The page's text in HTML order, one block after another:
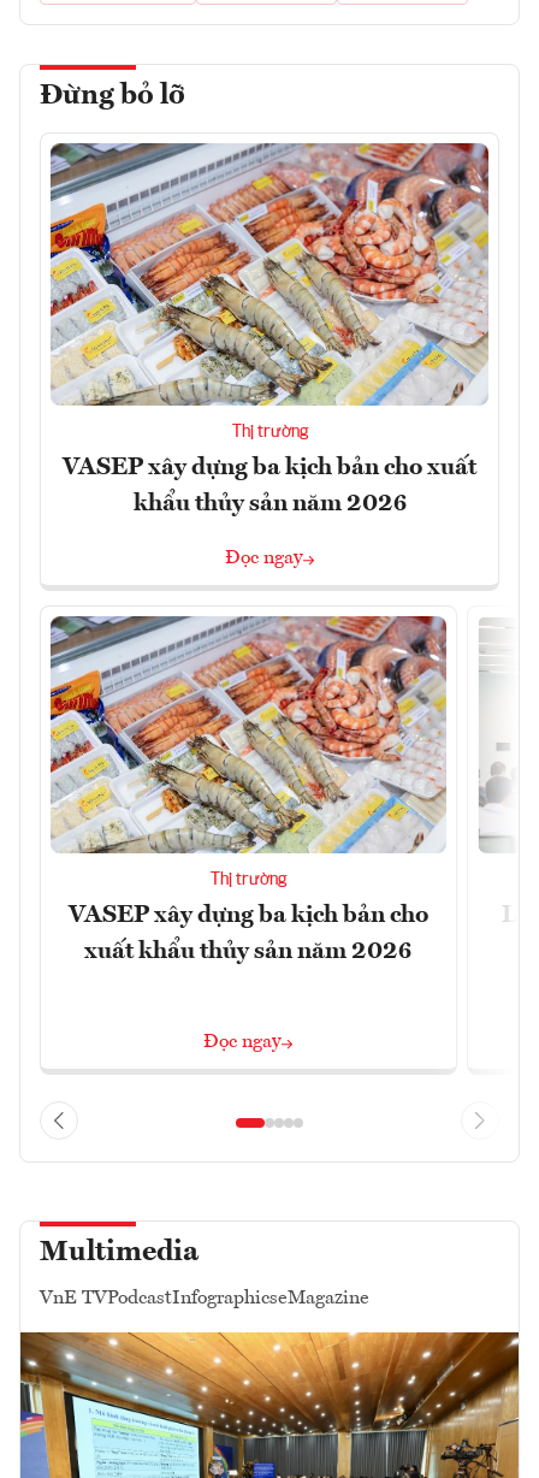
Đừng bỏ lỡ
Thị trường
VASEP xây dựng ba kịch bản cho xuất
khẩu thủy sản năm 2026
Đọc ngay
Thị trường
VASEP xây dựng ba kịch bản cho
xuất khẩu thủy sản năm 2026
Đọc ngay
Multimedia
VnE TVPodcastInfographicseMagazine